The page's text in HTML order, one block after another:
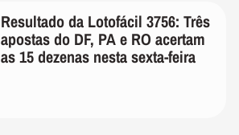
Resultado da Lotofácil 3756: Três
apostas do DF, PA e RO acertam
as 15 dezenas nesta sexta-feira